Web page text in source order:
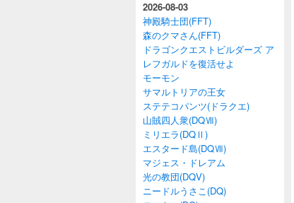
2026-08-03
神殿騎士団(FFT)
森のクマさん(FFT)
ドラゴンクエストビルダーズ ア
レフガルドを復活せよ
モーモン
サマルトリアの王女
ステテコパンツ(ドラクエ)
山賊四人衆(DQⅦ)
ミリエラ(DQⅡ)
エスタード島(DQⅦ)
マジェス・ドレアム
光の教団(DQV)
ニードルうさこ(DQ)